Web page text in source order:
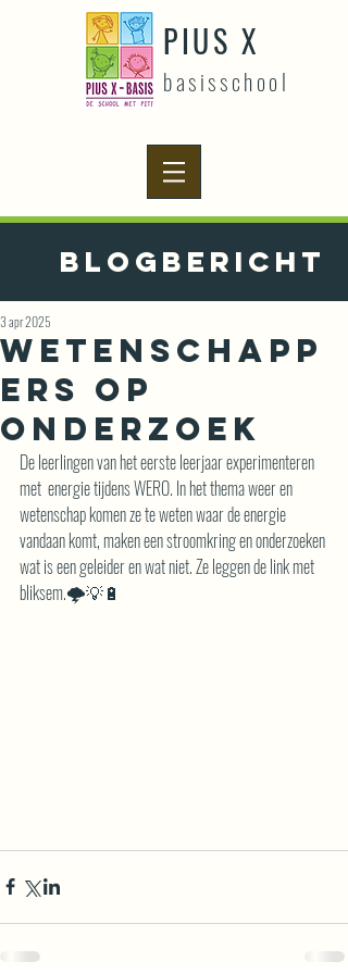
PIUS X
basisschool
Blogbericht
Wetenschapp
ers op
onderzoek
3 apr 2025
De leerlingen van het eerste leerjaar experimenteren
met  energie tijdens WERO. In het thema weer en
wetenschap komen ze te weten waar de energie
vandaan komt, maken een stroomkring en onderzoeken
wat is een geleider en wat niet. Ze leggen de link met
bliksem.🌩️💡🔋